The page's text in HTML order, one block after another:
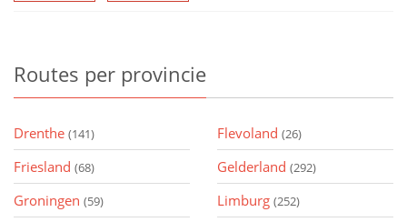
Routes per provincie
Drenthe (141) Flevoland (26)
Friesland (68) Gelderland (292)
Groningen (59) Limburg (252)